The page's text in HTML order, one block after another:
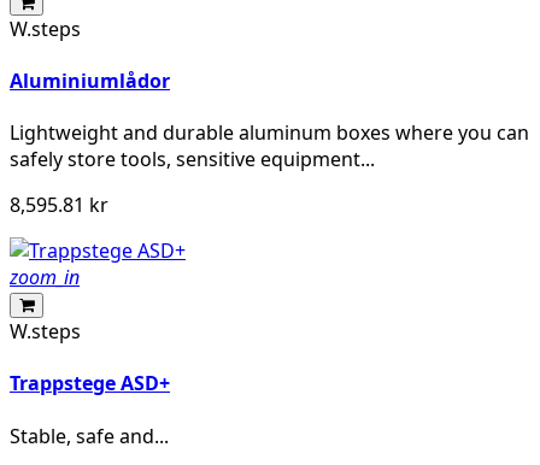
W.steps
Aluminiumlådor
Lightweight and durable aluminum boxes where you can
safely store tools, sensitive equipment...
8,595.81 kr
zoom_in
W.steps
Trappstege ASD+
Stable, safe and...